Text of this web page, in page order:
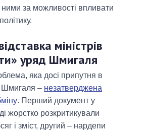
за можливості впливати
міністрів
уряд Шмигаля
яка досі припутня в
Шмигаля – незатверджена
. Перший документ у
жорстко розкритикували
і зміст, другий – нардепи